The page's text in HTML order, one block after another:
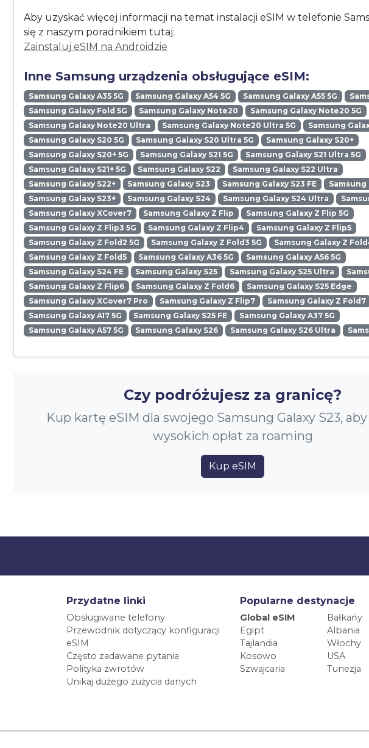
Aby uzyskać więcej informacji na temat instalacji eSIM w telefonie
się z naszym poradnikiem tutaj:
Zainstaluj eSIM na Androidzie
Inne Samsung urządzenia obsługujące eSIM:
Samsung Galaxy A35 5G Samsung Galaxy A54 5G Samsung Galaxy A55 5G
Samsung Galaxy Fold 5G
Samsung Galaxy Note20
Samsung Galaxy Note20 5G
Samsung Galaxy Note20 Ultra
Samsung Galaxy Note20 Ultra 5G
Samsung
Samsung Galaxy S20 5G
Samsung Galaxy S20 Ultra 5G
Samsung Galaxy S20+
Samsung Galaxy S20+ 5G
Samsung Galaxy S21 5G
Samsung Galaxy S21 Ultra 5G
Samsung Galaxy S21+ 5G
Samsung Galaxy S22
Samsung Galaxy S22 Ultra
Samsung Galaxy S22+
Samsung Galaxy S23 Samsung Galaxy S23 FE
Samsung
Samsung Galaxy S23+
Samsung Galaxy S24 Samsung Galaxy S24 Ultra
Samsung Galaxy XCover7
Samsung Galaxy Z Flip
Samsung Galaxy Z Flip 5G
Samsung Galaxy Z Flip3 5G
Samsung Galaxy Z Flip4
Samsung Galaxy Z Flip5
Samsung Galaxy Z Fold2 5G
Samsung Galaxy Z Fold3 5G
Samsung Galaxy Z
Samsung Galaxy Z Fold5
Samsung Galaxy A36 5G
Samsung Galaxy A56 5G
Samsung Galaxy S24 FE
Samsung Galaxy S25 Samsung Galaxy S25 Ultra
Samsung Galaxy Z Flip6
Samsung Galaxy Z Fold6
Samsung Galaxy S25 Edge
Samsung Galaxy XCover7 Pro
Samsung Galaxy Z Flip7
Samsung Galaxy Z Fold7
Samsung Galaxy A17 5G
Samsung Galaxy S25 FE
Samsung Galaxy A37 5G
Samsung Galaxy A57 5G
Samsung Galaxy S26 Samsung Galaxy S26 Ultra
Czy podróżujesz za granicę?
Kup kartę eSIM dla swojego Samsung Galaxy S23,
wysokich opłat za roaming
Kup eSIM
Przydatne linki
Obsługiwane telefony
Przewodnik dotyczący konfiguracji
eSIM
Często zadawane pytania
Polityka zwrotów
Unikaj dużego zużycia danych
Popularne destynacje
Global eSIM
Bałkańy
Egipt
Albania
Tajlandia
Włochy
Kosowo
USA
Szwajcaria
Tunezja